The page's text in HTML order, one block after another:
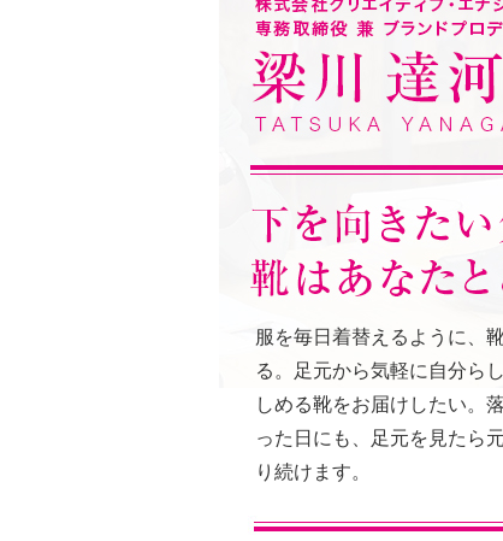
服を毎日着替えるように、
る。足元から気軽に自分ら
しめる靴をお届けしたい。
った日にも、足元を見たら
り続けます。